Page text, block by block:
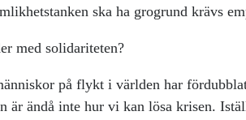
ska ha grogrund krävs
med solidariteten?
på flykt i världen har
är ändå inte hur vi kan lösa krisen.